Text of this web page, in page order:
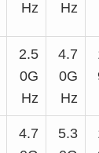
Hz
Hz
2.5
0G
Hz
4.7
0G
Hz
4.7
5.3